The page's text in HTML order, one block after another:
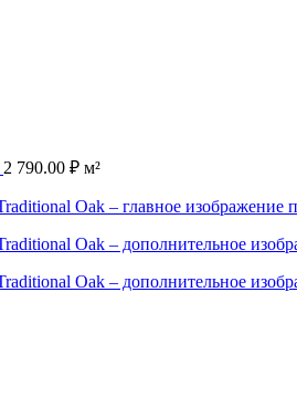
2 790.00 ₽ м²